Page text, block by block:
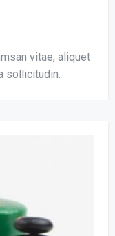
vitae, aliquet
sollicitudin.